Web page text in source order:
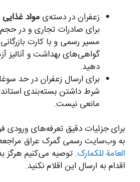
زعفران در دسته‌یمواد غذایی
برای صادرات تجاری و در حجم
مسیر رسمی و با کارت
گواهی‌های بهداشت و آنالیز
دهید.
برای ارسال زعفران در حد
شرط داشتن بسته‌بندی
مانعی نیست.
برای جزئیات دقیق تعرفه‌های ورودی
به وب‌سایت رسمی گمرک عراق مراجعه
العامة للکمارک. توصیه می‌کنیم هرگز
اقدام به ارسال این اقلام نکنید.